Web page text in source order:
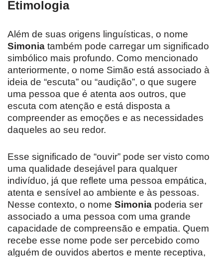
Etimologia
Além de suas origens linguísticas, o nome
Simonia também pode carregar um significado
simbólico mais profundo. Como mencionado
anteriormente, o nome Simão está associado à
ideia de “escuta” ou “audição”, o que sugere
uma pessoa que é atenta aos outros, que
escuta com atenção e está disposta a
compreender as emoções e as necessidades
daqueles ao seu redor.
Esse significado de “ouvir” pode ser visto como
uma qualidade desejável para qualquer
indivíduo, já que reflete uma pessoa empática,
atenta e sensível ao ambiente e às pessoas.
Nesse contexto, o nome Simonia poderia ser
associado a uma pessoa com uma grande
capacidade de compreensão e empatia. Quem
recebe esse nome pode ser percebido como
alguém de ouvidos abertos e mente receptiva,